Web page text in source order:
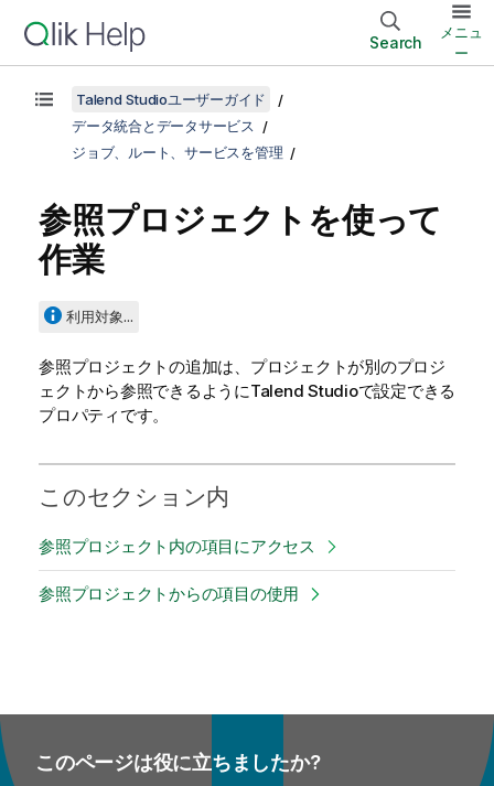
Search
メニュ
ー
Talend Studioユーザーガイド
データ統合とデータサービス
ジョブ、ルート、サービスを管理
参照プロジェクトを使って
作業
利用対象...
参照プロジェクトの追加は、プロジェクトが別のプロジ
ェクトから参照できるようにTalend Studioで設定できる
プロパティです。
このセクション内
参照プロジェクト内の項目にアクセス
参照プロジェクトからの項目の使用
このページは役に立ちましたか?